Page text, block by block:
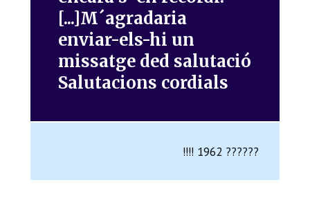
[...]M´agradaria
enviar-els-hi un
missatge ded salutació
Salutacions cordials
!!!! 1962 ??????